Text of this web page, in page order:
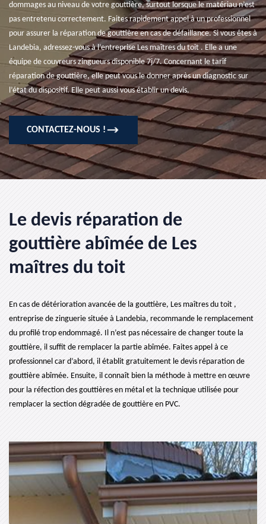
dommages au niveau de votre gouttière, surtout lorsque le matériau n’est
pas entretenu correctement. Faites rapidement appel à un professionnel
pour assurer la réparation de gouttière en cas de défaillance. Si vous êtes à
Landebia, adressez-vous à l’entreprise Les maîtres du toit . Elle a une
équipe de couvreurs zingueurs disponible 7j/7. Concernant le tarif
réparation de gouttière, elle peut vous le donner après un diagnostic sur
l’état du dispositif. Elle peut aussi vous établir un devis.
CONTACTEZ-NOUS !
Le devis réparation de
gouttière abîmée de Les
maîtres du toit
En cas de détérioration avancée de la gouttière, Les maîtres du toit ,
entreprise de zinguerie située à Landebia, recommande le remplacement
du profilé trop endommagé. Il n’est pas nécessaire de changer toute la
gouttière, il suffit de remplacer la partie abîmée. Faites appel à ce
professionnel car d’abord, il établit gratuitement le devis réparation de
gouttière abîmée. Ensuite, il connaît bien la méthode à mettre en œuvre
pour la réfection des gouttières en métal et la technique utilisée pour
remplacer la section dégradée de gouttière en PVC.